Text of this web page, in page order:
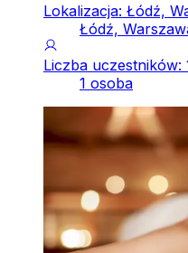
Lokalizacja: Łódź,
Łódź,
Liczba uczestników:
1 osoba